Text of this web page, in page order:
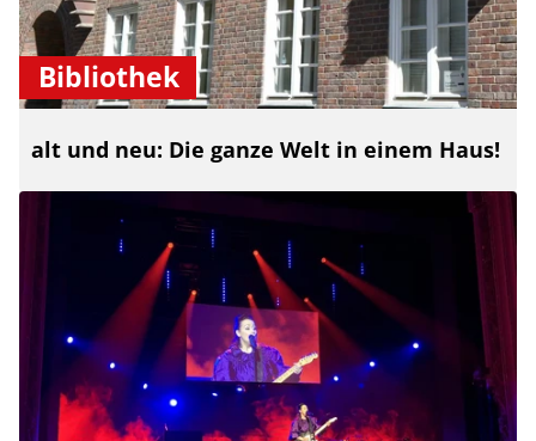
Bibliothek
alt und neu: Die ganze Welt in einem Haus!